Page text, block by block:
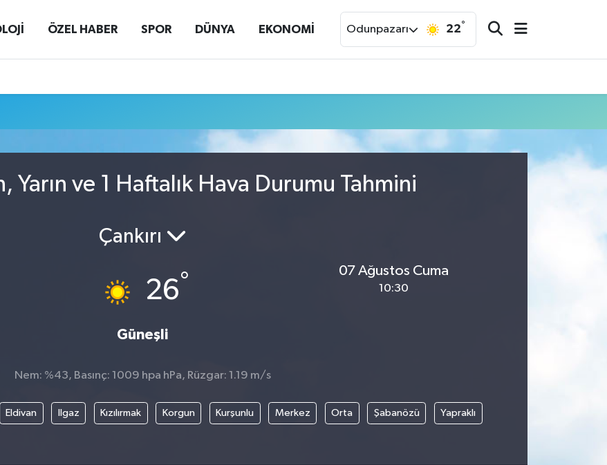
ÖZEL HABER SPOR DÜNYA EKONOMİ Odunpazarı 22°
Yarın ve 1 Haftalık Hava Durumu Tahmini
Çankırı
26°
Güneşli
07 Ağustos Cuma
10:30
Nem: %43, Basınç: 1009 hpa hPa, Rüzgar: 1.19 m/s
Eldivan Ilgaz Kızılırmak Korgun Kurşunlu Merkez Orta Şabanözü Yapraklı